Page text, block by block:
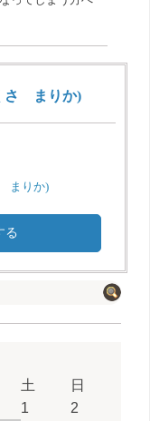
さ まりか)
まりか)
る
土 日
1
2